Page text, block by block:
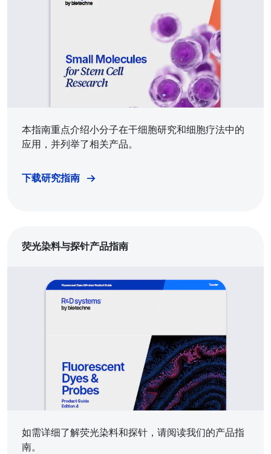
本指南重点介绍小分子在干细胞研究和细胞疗法中的
应用，并列举了相关产品。
下载研究指南
荧光染料与探针产品指南
如需详细了解荧光染料和探针，请阅读我们的产品指
南。